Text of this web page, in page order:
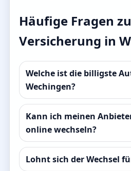
Häufige Fragen
Versicherung in
Welche ist die billigste
Wechingen?
Kann ich meinen
online wechseln?
Lohnt sich der Wechsel